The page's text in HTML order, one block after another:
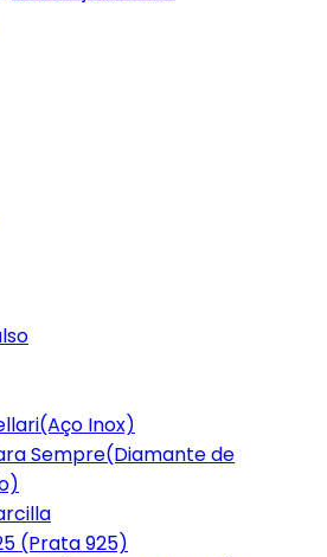
Inox)
Sempre(Diamante de
(Prata 925)